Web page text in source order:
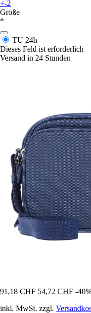
+-2
Größe
*
TU 24h
Dieses Feld ist erforderlich
Versand in 24 Stunden
91,18 CHF 54,72 CHF -
inkl. MwSt. zzgl.